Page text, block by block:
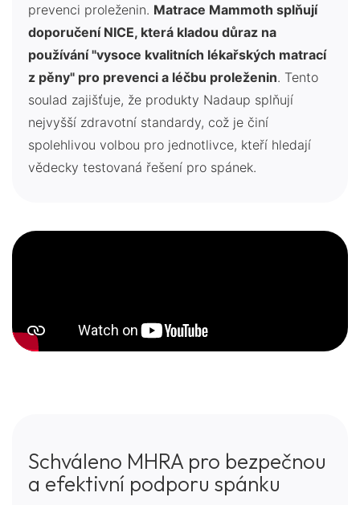
prevenci proleženin. Matrace Mammoth splňují
doporučení NICE, která kladou důraz na
používání "vysoce kvalitních lékařských matrací
z pěny" pro prevenci a léčbu proleženin. Tento
soulad zajišťuje, že produkty Nadaup splňují
nejvyšší zdravotní standardy, což je činí
spolehlivou volbou pro jednotlivce, kteří hledají
vědecky testovaná řešení pro spánek.
Schváleno MHRA pro bezpečnou
a efektivní podporu spánku